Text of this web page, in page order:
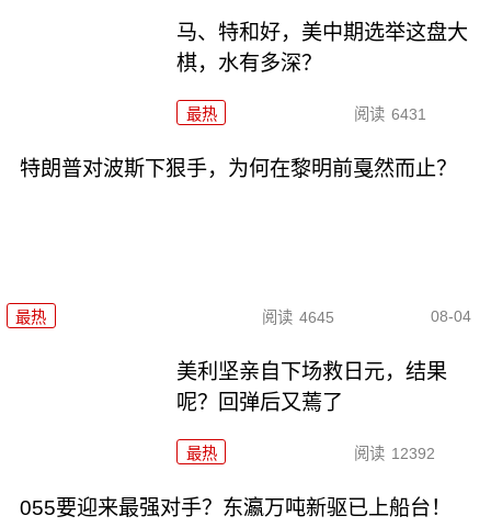
马、特和好，美中期选举这盘大
棋，水有多深？
最热 阅读 6431
特朗普对波斯下狠手，为何在黎明前戛然而止？
最热 阅读 4645 08-04
美利坚亲自下场救日元，结果
呢？回弹后又蔫了
最热 阅读 12392
055要迎来最强对手？东瀛万吨新驱已上船台！